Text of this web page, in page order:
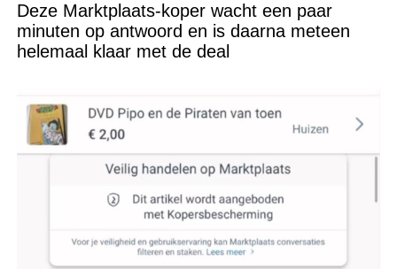
Deze Marktplaats-koper wacht een paar
minuten op antwoord en is daarna meteen
helemaal klaar met de deal